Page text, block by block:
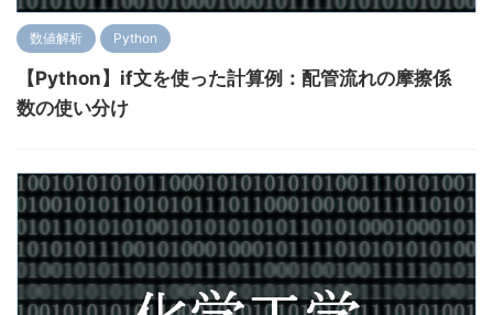
数値解析 Python
【Python】if文を使った計算例：配管流れの摩擦係
数の使い分け